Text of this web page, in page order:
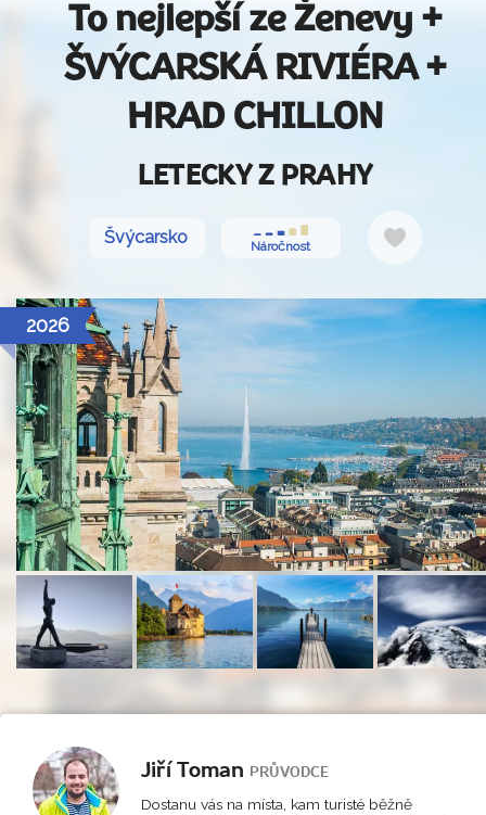
To nejlepší ze Ženevy +
ŠVÝCARSKÁ RIVIÉRA +
HRAD CHILLON
LETECKY Z PRAHY
Švýcarsko Náročnost
Do
2026
Jiří Toman PRŮVODCE
Dostanu vás na místa, kam turisté běžně